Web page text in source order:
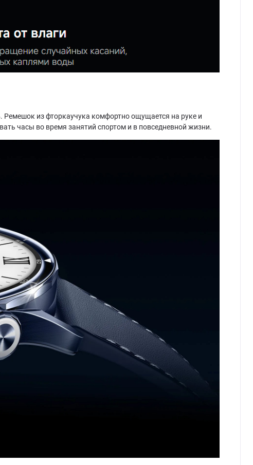
из фторкаучука комфортно ощущается на руке и
часы во время занятий спортом и в повседневной жизни.